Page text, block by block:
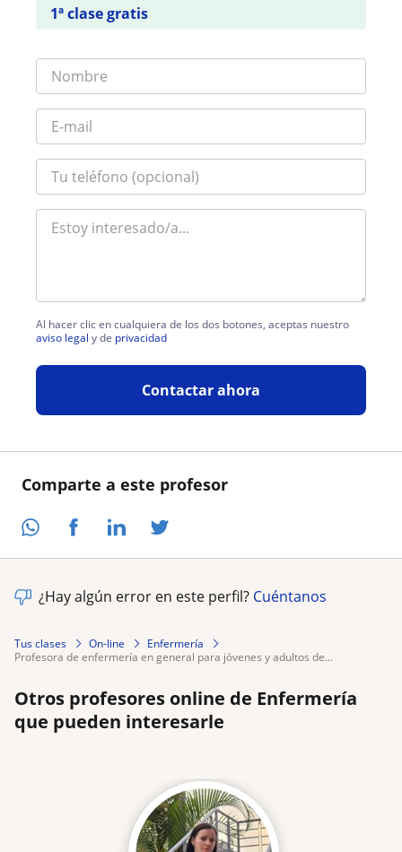
Comparte a este profesor
1ª clase gratis
Al hacer clic en cualquiera de los dos botones, aceptas nuestro
aviso legal y de privacidad
Contactar ahora
¿Hay algún error en este perfil? Cuéntanos
Tus clases On-line
Enfermería
profesora de enfermería en general para jóvenes y adultos de...
Otros profesores online de Enfermería
que pueden interesarle